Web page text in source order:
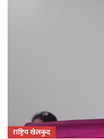
राष्ट्रिय खेलकुद